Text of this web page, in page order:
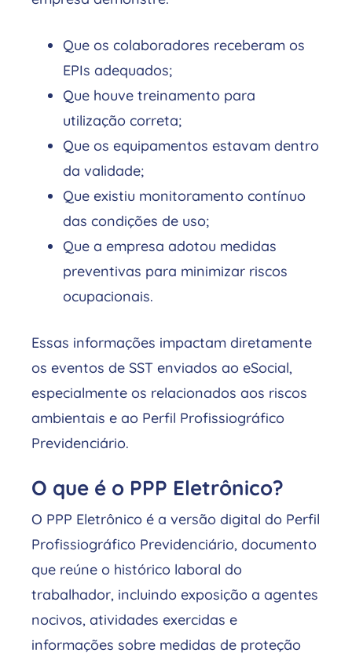
Que os colaboradores receberam os
EPIs adequados;
Que houve treinamento para
utilização correta;
Que os equipamentos estavam dentro
da validade;
Que existiu monitoramento contínuo
das condições de uso;
Que a empresa adotou medidas
preventivas para minimizar riscos
ocupacionais.
Essas informações impactam diretamente
os eventos de SST enviados ao eSocial,
especialmente os relacionados aos riscos
ambientais e ao Perfil Profissiográfico
Previdenciário.
O que é o PPP Eletrônico?
O PPP Eletrônico é a versão digital do Perfil
Profissiográfico Previdenciário, documento
que reúne o histórico laboral do
trabalhador, incluindo exposição a agentes
nocivos, atividades exercidas e
informações sobre medidas de proteção